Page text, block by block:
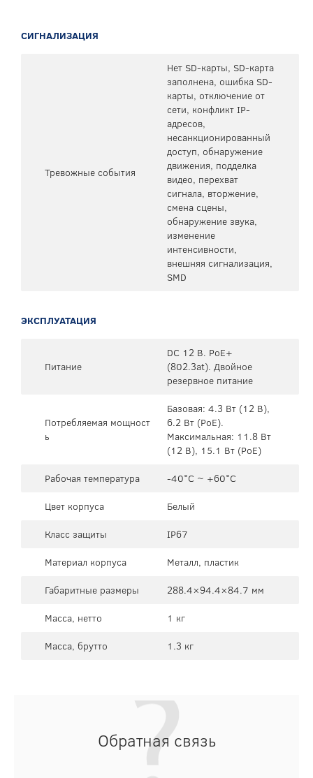
СИГНАЛИЗАЦИЯ
Тревожные события
Нет SD-карты, SD-карта
заполнена, ошибка SD-
карты, отключение от
сети, конфликт IP-
адресов,
несанкционированный
доступ, обнаружение
движения, подделка
видео, перехват
сигнала, вторжение,
смена сцены,
обнаружение звука,
изменение
интенсивности,
внешняя сигнализация,
SMD
ЭКСПЛУАТАЦИЯ
Питание
DC 12 В. PoE+
(802.3at). Двойное
резервное питание
Потребляемая мощност
ь
Базовая: 4.3 Вт (12 В),
6.2 Вт (PoE).
Максимальная: 11.8 Вт
(12 В), 15.1 Вт (PoE)
Рабочая температура
-40°C ~ +60°C
Цвет корпуса
Белый
Класс защиты
IP67
Материал корпуса
Металл, пластик
Габаритные размеры
288.4×94.4×84.7 мм
Масса, нетто
1 кг
Масса, брутто
1.3 кг
Обратная связь